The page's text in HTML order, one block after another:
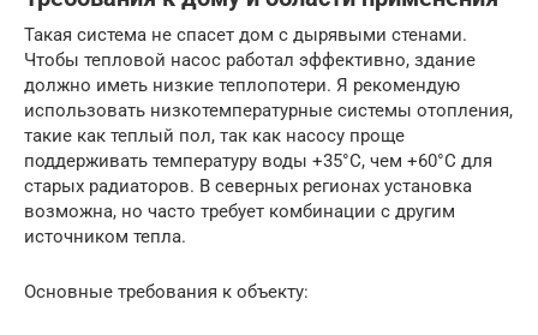
Такая система не спасет дом с дырявыми стенами.
Чтобы тепловой насос работал эффективно, здание
должно иметь низкие теплопотери. Я рекомендую
использовать низкотемпературные системы отопления,
такие как теплый пол, так как насосу проще
поддерживать температуру воды +35°C, чем +60°C для
старых радиаторов. В северных регионах установка
возможна, но часто требует комбинации с другим
источником тепла.
Основные требования к объекту: